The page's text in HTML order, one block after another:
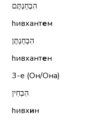
הִבְחַנְתֶּם
hивхантем
הִבְחַנְתֶּן
hивхантен
3-е (Он/Она)
הִבְחִין
hивхин